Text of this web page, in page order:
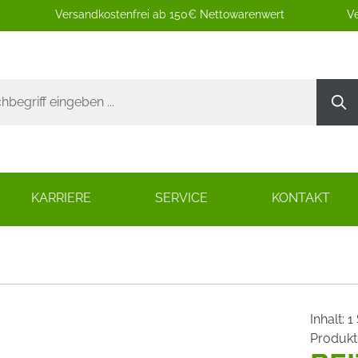
Versandkostenfrei ab 150€ Nettowarenwert
KARRIERE SERVICE KONTAKT
Inhalt: 1